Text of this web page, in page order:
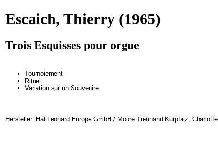
Escaich, Thierry (1965)
Trois Esquisses pour orgue
Tournoiement
Rituel
Variation sur un Souvenire
Hersteller: Hal Leonard Europe GmbH / Moore Treuhand Kurpfalz,